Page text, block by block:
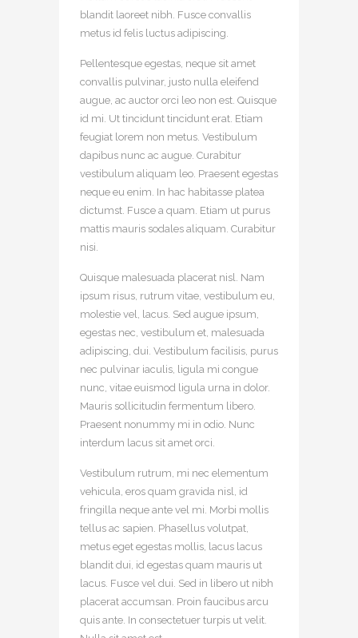
blandit laoreet nibh. Fusce convallis
metus id felis luctus adipiscing.
Pellentesque egestas, neque sit amet
convallis pulvinar, justo nulla eleifend
augue, ac auctor orci leo non est. Quisque
id mi. Ut tincidunt tincidunt erat. Etiam
feugiat lorem non metus. Vestibulum
dapibus nunc ac augue. Curabitur
vestibulum aliquam leo. Praesent egestas
neque eu enim. In hac habitasse platea
dictumst. Fusce a quam. Etiam ut purus
mattis mauris sodales aliquam. Curabitur
nisi.
Quisque malesuada placerat nisl. Nam
ipsum risus, rutrum vitae, vestibulum eu,
molestie vel, lacus. Sed augue ipsum,
egestas nec, vestibulum et, malesuada
adipiscing, dui. Vestibulum facilisis, purus
nec pulvinar iaculis, ligula mi congue
nunc, vitae euismod ligula urna in dolor.
Mauris sollicitudin fermentum libero.
Praesent nonummy mi in odio. Nunc
interdum lacus sit amet orci.
Vestibulum rutrum, mi nec elementum
vehicula, eros quam gravida nisl, id
fringilla neque ante vel mi. Morbi mollis
tellus ac sapien. Phasellus volutpat,
metus eget egestas mollis, lacus lacus
blandit dui, id egestas quam mauris ut
lacus. Fusce vel dui. Sed in libero ut nibh
placerat accumsan. Proin faucibus arcu
quis ante. In consectetuer turpis ut velit.